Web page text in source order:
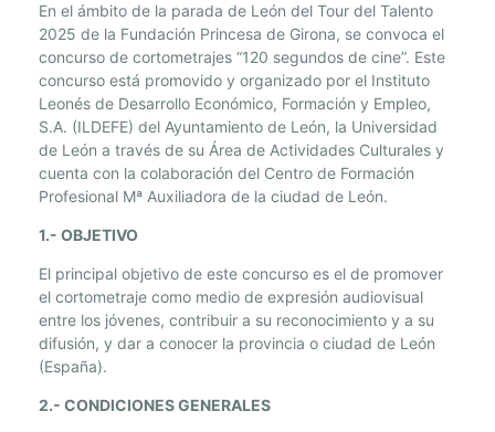
S
E
G
U
N
D
O
S
E
C
I
N
E
”
T
En el ámbito de la parada de León del Tour del Talento
2025 de la Fundación Princesa de Girona, se convoca el
concurso de cortometrajes “120 segundos de cine”. Este
concurso está promovido y organizado por el Instituto
Leonés de Desarrollo Económico, Formación y Empleo,
S.A. (ILDEFE) del Ayuntamiento de León, la Universidad
de León a través de su Área de Actividades Culturales y
cuenta con la colaboración del Centro de Formación
Profesional Mª Auxiliadora de la ciudad de León.
1.- OBJETIVO
El principal objetivo de este concurso es el de promover
el cortometraje como medio de expresión audiovisual
entre los jóvenes, contribuir a su reconocimiento y a su
difusión, y dar a conocer la provincia o ciudad de León
(España).
2.- CONDICIONES GENERALES